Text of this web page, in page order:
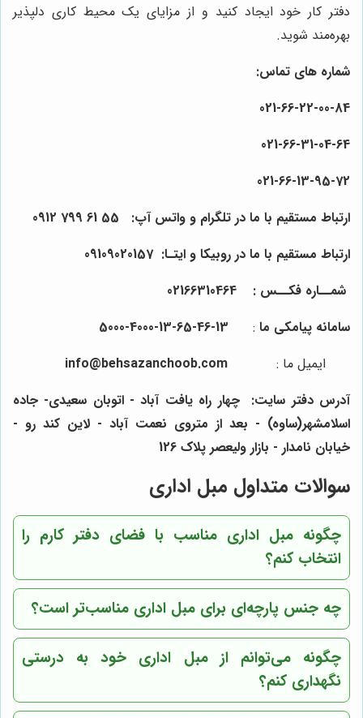
دفتر کار خود ایجاد کنید و از مزایای یک محیط کاری دلپذیر
بهره‌مند شوید.
شماره های تماس:
021-66-22-00-84
021-66-31-04-64
021-66-13-95-72
ارتباط مستقیم با ما در تلگرام و واتس آپ:
0912 799 61 55
ارتباط مستقیم با ما در روبیکا و ایتـا: 0910
9020157
شمــاره فکــس :
02166310464
سامانه پیامکی ما :
13-46-65-13-4000-5000
ایمیل ما :
info@behsazanchoob.com
آدرس دفتر سایت: چهار راه یافت آباد - اتوبان سعیدی- جاده
اسلامشهر(ساوه) - بعد از متروی نعمت آباد - لاین کند رو -
خیابان نامدار - بازار ولیعصر پلاک 126
سوالات متداول مبل اداری
چگونه مبل اداری مناسب با فضای دفتر کارم را
انتخاب کنم؟
چه جنس پارچه‌ای برای مبل اداری مناسب‌تر است؟
چگونه می‌توانم از مبل اداری خود به درستی
نگهداری کنم؟